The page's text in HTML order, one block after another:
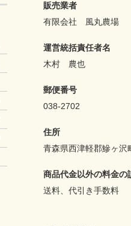
販売業者
有限会社 風丸農場
運営統括責任者名
木村 農也
郵便番号
038-2702
住所
青森県西津軽郡鰺ヶ沢
商品代金以外の料金の
送料、代引き手数料